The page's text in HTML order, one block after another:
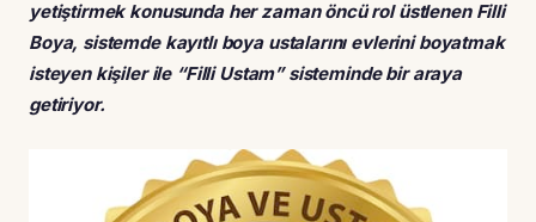
yetiştirmek konusunda her zaman öncü rol üstlenen Filli
Boya, sistemde kayıtlı boya ustalarını evlerini boyatmak
isteyen kişiler ile “Filli Ustam” sisteminde bir araya
getiriyor.